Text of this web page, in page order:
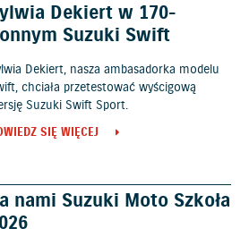
Dekiert w 170-
Suzuki Swift
Dekiert, nasza ambasadorka modelu
chciała przetestować wyścigową
Suzuki Swift Sport.
SIĘ WIĘCEJ
nami Suzuki Moto Szkoła